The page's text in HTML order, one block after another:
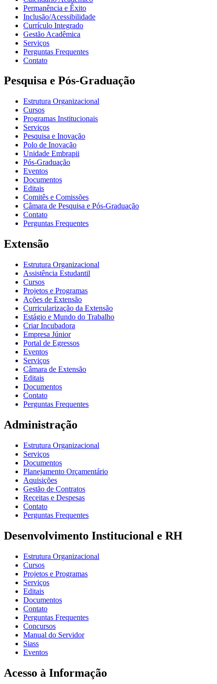
Permanência e Êxito
Inclusão/Acessibilidade
Currículo Integrado
Gestão Acadêmica
Serviços
Perguntas Frequentes
Contato
Pesquisa e Pós-Graduação
Estrutura Organizacional
Cursos
Programas Institucionais
Serviços
Pesquisa e Inovação
Polo de Inovação
Unidade Embrapii
Pós-Graduação
Eventos
Documentos
Editais
Comitês e Comissões
Câmara de Pesquisa e Pós-Graduação
Contato
Perguntas Frequentes
Extensão
Estrutura Organizacional
Assistência Estudantil
Cursos
Projetos e Programas
Ações de Extensão
Curricularização da Extensão
Estágio e Mundo do Trabalho
Criar Incubadora
Empresa Júnior
Portal de Egressos
Eventos
Serviços
Câmara de Extensão
Editais
Documentos
Contato
Perguntas Frequentes
Administração
Estrutura Organizacional
Serviços
Documentos
Planejamento Orçamentário
Aquisições
Gestão de Contratos
Receitas e Despesas
Contato
Perguntas Frequentes
Desenvolvimento Institucional e RH
Estrutura Organizacional
Cursos
Projetos e Programas
Serviços
Editais
Documentos
Contato
Perguntas Frequentes
Concursos
Manual do Servidor
Siass
Eventos
Acesso à Informação